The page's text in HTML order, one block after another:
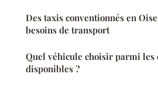
Des taxis conventionnés en
besoins de transport
Quel véhicule choisir parmi les
disponibles ?